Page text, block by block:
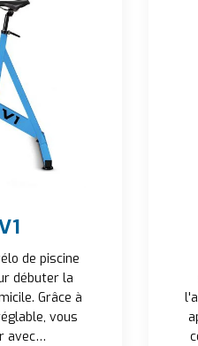
de piscine
débuter la
Grâce à
vous
avec…